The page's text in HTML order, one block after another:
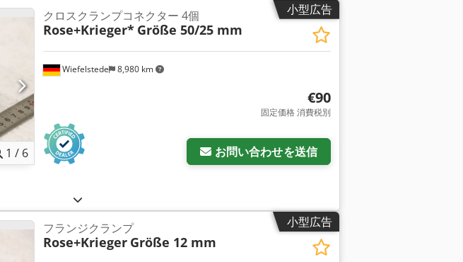
小型広告
1 / 6
Wiefelstede 8,980 km
クロスクランプコネクター 4個
Rose+Krieger* Größe 50/25 mm
€90
固定価格 消費税別
お問い合わせを送信
小型広告
フランジクランプ
Rose+Krieger Größe 12 mm